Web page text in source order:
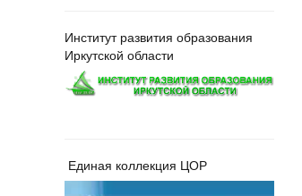
Институт развития образования
Иркутской области
Единая коллекция ЦОР